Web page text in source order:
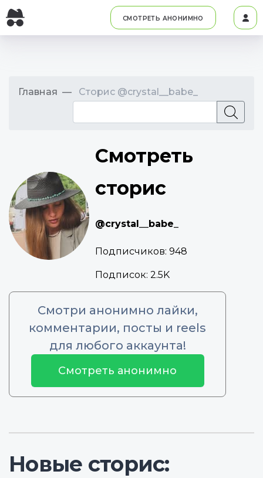
СМОТРЕТЬ АНОНИМНО
Главная Сторис @crystal__babe_
Смотреть
сторис
@crystal__babe_
Подписчиков: 948
Подписок: 2.5K
Смотри анонимно лайки,
комментарии, посты и reels
для любого аккаунта!
Смотреть анонимно
Новые сторис: